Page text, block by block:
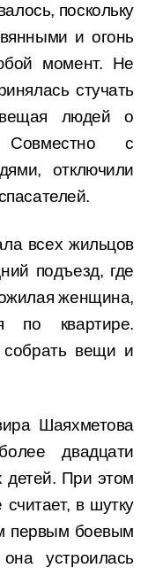
поскольку
и огонь
момент. Не
стучать
людей о
Совместно с
отключили
всех жильцов
подъезд, где
женщина,
по квартире.
вещи и
Шаяхметова
двадцати
детей. При этом
в шутку
первым боевым
устроилась